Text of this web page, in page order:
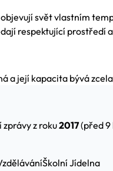
svět vlastním
respektující prostředí
a její kapacita bývá
zprávy z roku2017(před 9
Školní Jídelna